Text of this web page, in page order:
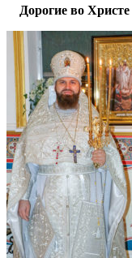
Дорогие во